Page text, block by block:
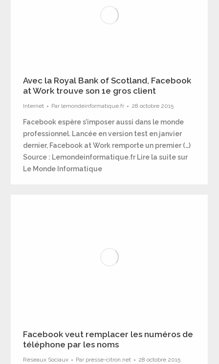
Avec la Royal Bank of Scotland, Facebook
at Work trouve son 1e gros client
Internet Par lemondeinformatique.fr 28 octobre 2015
Facebook espère s’imposer aussi dans le monde
professionnel. Lancée en version test en janvier
dernier, Facebook at Work remporte un premier (…)
Source : Lemondeinformatique.fr Lire la suite sur
Le Monde Informatique
Facebook veut remplacer les numéros de
téléphone par les noms
Réseaux Sociaux Par presse-citron.net 28 octobre 2015